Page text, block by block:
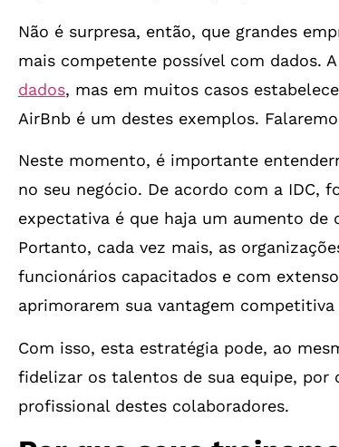
Não é surpresa, então, que grandes
mais competente possível com dados.
dados, mas em muitos casos
AirBnb é um destes exemplos.
Neste momento, é importante
no seu negócio. De acordo com a IDC,
expectativa é que haja um aumento de
Portanto, cada vez mais, as
funcionários capacitados e com
aprimorarem sua vantagem
Com isso, esta estratégia pode, ao
fidelizar os talentos de sua equipe, por
profissional destes colaboradores.